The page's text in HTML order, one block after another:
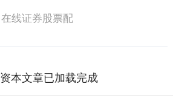
在线证券股票配
本文章已加载完成